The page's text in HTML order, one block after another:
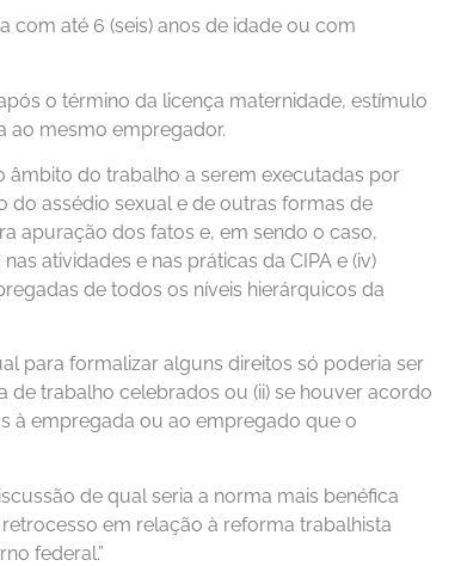
com até 6 (seis) anos de idade ou com
o término da licença maternidade, estímulo
ao mesmo empregador.
âmbito do trabalho a serem executadas por
do assédio sexual e de outras formas de
apuração dos fatos e, em sendo o caso,
atividades e nas práticas da CIPA e (iv)
de todos os níveis hierárquicos da
para formalizar alguns direitos só poderia ser
de trabalho celebrados ou (ii) se houver acordo
à empregada ou ao empregado que o
de qual seria a norma mais benéfica
em relação à reforma trabalhista
federal.”